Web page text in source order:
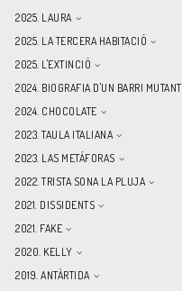
2025. LAURA
2025. LA TERCERA HABITACIÓ
2025. L'EXTINCIÓ
2024. BIOGRAFIA D'UN BARRI MUTANT
2024. CHOCOLATE
2023. TAULA ITALIANA
2023. LAS METÁFORAS
2022. TRISTA SONA LA PLUJA
2021. DISSIDENTS
2021. FAKE
2020. KELLY
2019. ANTÀRTIDA